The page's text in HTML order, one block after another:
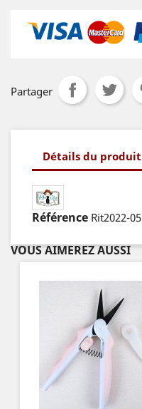
Partager
Détails du produit
Référence Rit2022-05
VOUS AIMEREZ AUSSI